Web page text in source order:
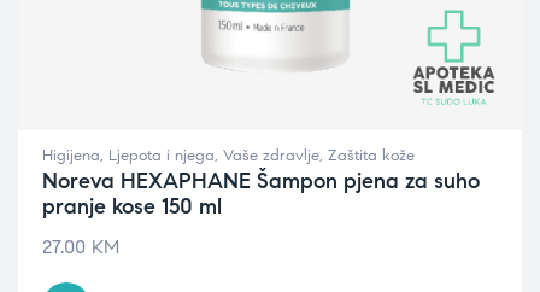
Higijena, Ljepota i njega, Vaše zdravlje, Zaštita kože
Noreva HEXAPHANE Šampon pjena za suho
pranje kose 150 ml
27.00 KM